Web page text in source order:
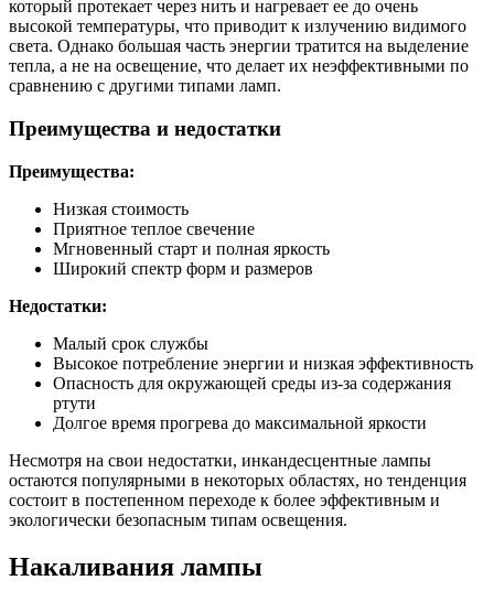
который протекает через нить и нагревает ее до очень
высокой температуры, что приводит к излучению видимого
света. Однако большая часть энергии тратится на выделение
тепла, а не на освещение, что делает их неэффективными по
сравнению с другими типами ламп.
Преимущества и недостатки
Преимущества:
Низкая стоимость
Приятное теплое свечение
Мгновенный старт и полная яркость
Широкий спектр форм и размеров
Недостатки:
Малый срок службы
Высокое потребление энергии и низкая эффективность
Опасность для окружающей среды из-за содержания
ртути
Долгое время прогрева до максимальной яркости
Несмотря на свои недостатки, инкандесцентные лампы
остаются популярными в некоторых областях, но тенденция
состоит в постепенном переходе к более эффективным и
экологически безопасным типам освещения.
Накаливания лампы